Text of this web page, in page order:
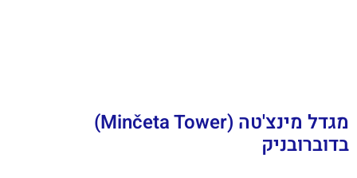
מגדל מינצ'טה (Minčeta Tower)
בדוברובניק